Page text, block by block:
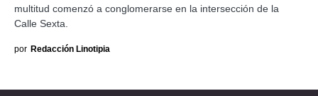
multitud comenzó a conglomerarse en la intersección de la
Calle Sexta.
por Redacción Linotipia